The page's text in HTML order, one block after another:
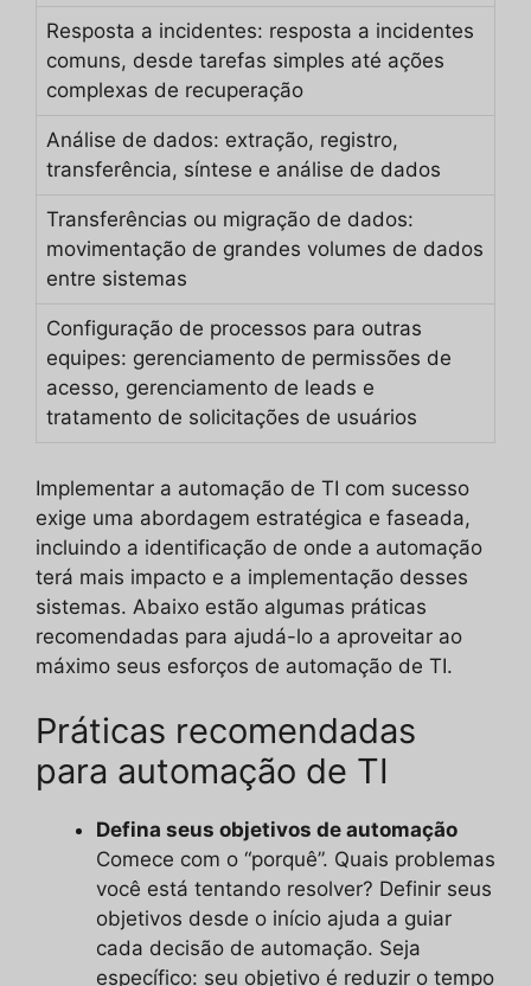
Resposta a incidentes: resposta a incidentes
comuns, desde tarefas simples até ações
complexas de recuperação
Análise de dados: extração, registro,
transferência, síntese e análise de dados
Transferências ou migração de dados:
movimentação de grandes volumes de dados
entre sistemas
Configuração de processos para outras
equipes: gerenciamento de permissões de
acesso, gerenciamento de leads e
tratamento de solicitações de usuários
Implementar a automação de TI com sucesso
exige uma abordagem estratégica e faseada,
incluindo a identificação de onde a automação
terá mais impacto e a implementação desses
sistemas. Abaixo estão algumas práticas
recomendadas para ajudá-lo a aproveitar ao
máximo seus esforços de automação de TI.
Práticas recomendadas
para automação de TI
Defina seus objetivos de automação
Comece com o “porquê”. Quais problemas
você está tentando resolver? Definir seus
objetivos desde o início ajuda a guiar
cada decisão de automação. Seja
específico: seu objetivo é reduzir o tempo